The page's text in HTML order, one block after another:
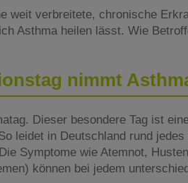
weit verbreitete, chronische
Asthma heilen lässt. Wie
nimmt
Dieser besondere Tag ist
leidet in Deutschland rund
Symptome wie Atemnot,
können bei jedem